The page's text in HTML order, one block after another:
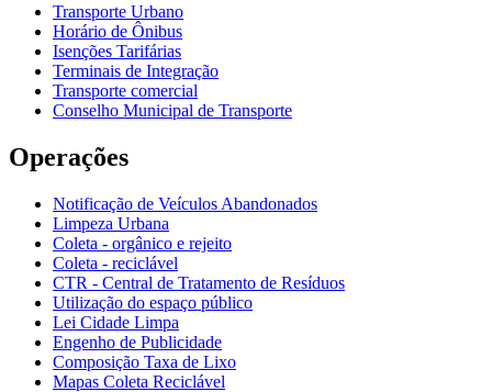
Transporte Urbano
Horário de Ônibus
Isenções Tarifárias
Terminais de Integração
Transporte comercial
Conselho Municipal de Transporte
Operações
Notificação de Veículos Abandonados
Limpeza Urbana
Coleta - orgânico e rejeito
Coleta - reciclável
CTR - Central de Tratamento de Resíduos
Utilização do espaço público
Lei Cidade Limpa
Engenho de Publicidade
Composição Taxa de Lixo
Mapas Coleta Reciclável